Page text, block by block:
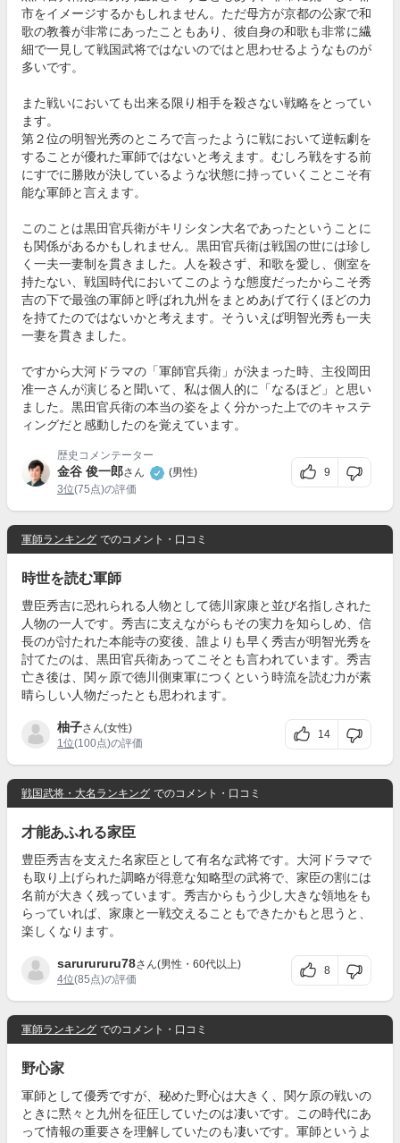
市をイメージするかもしれません。ただ母方が京都の公家で和
歌の教養が非常にあったこともあり、彼自身の和歌も非常に繊
細で一見して戦国武将ではないのではと思わせるようなものが
多いです。
また戦いにおいても出来る限り相手を殺さない戦略をとってい
ます。
第２位の明智光秀のところで言ったように戦において逆転劇を
することが優れた軍師ではないと考えます。むしろ戦をする前
にすでに勝敗が決しているような状態に持っていくことこそ有
能な軍師と言えます。
このことは黒田官兵衛がキリシタン大名であったということに
も関係があるかもしれません。黒田官兵衛は戦国の世には珍し
く一夫一妻制を貫きました。人を殺さず、和歌を愛し、側室を
持たない、戦国時代においてこのような態度だったからこそ秀
吉の下で最強の軍師と呼ばれ九州をまとめあげて行くほどの力
を持てたのではないかと考えます。そういえば明智光秀も一夫
一妻を貫きました。
ですから大河ドラマの「軍師官兵衛」が決まった時、主役岡田
准一さんが演じると聞いて、私は個人的に「なるほど」と思い
ました。黒田官兵衛の本当の姿をよく分かった上でのキャステ
ィングだと感動したのを覚えています。
歴史コメンテーター
金谷 俊一郎さん
(男性)
3位(75点)の評価
9
軍師ランキング でのコメント・口コミ
時世を読む軍師
豊臣秀吉に恐れられる人物として徳川家康と並び名指しされた
人物の一人です。秀吉に支えながらもその実力を知らしめ、信
長のが討たれた本能寺の変後、誰よりも早く秀吉が明智光秀を
討てたのは、黒田官兵衛あってこそとも言われています。秀吉
亡き後は、関ヶ原で徳川側東軍につくという時流を読む力が素
晴らしい人物だったとも思われます。
柚子さん(女性)
1位(100点)の評価
14
戦国武将・大名ランキング でのコメント・口コミ
才能あふれる家臣
豊臣秀吉を支えた名家臣として有名な武将です。大河ドラマで
も取り上げられた調略が得意な知略型の武将で、家臣の割には
名前が大きく残っています。秀吉からもう少し大きな領地をも
らっていれば、家康と一戦交えることもできたかもと思うと、
楽しくなります。
sarurururu78さん(男性・60代以上)
4位(85点)の評価
8
軍師ランキング でのコメント・口コミ
野心家
軍師として優秀ですが、秘めた野心は大きく、関ケ原の戦いの
ときに黙々と九州を征圧していたのは凄いです。この時代にあ
って情報の重要さを理解していたのも凄いです。軍師というよ